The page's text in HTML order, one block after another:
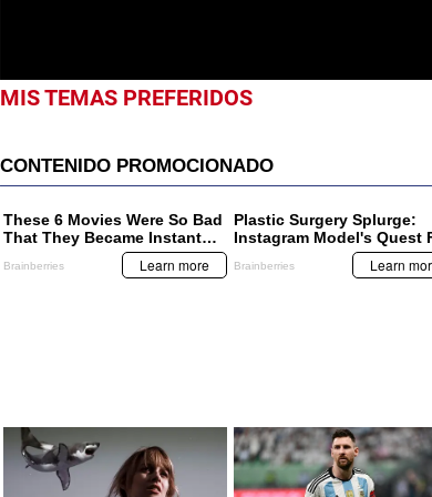
MIS TEMAS PREFERIDOS